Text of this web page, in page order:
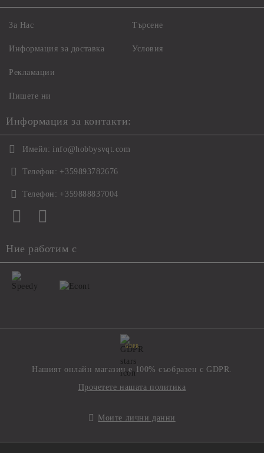
За Нас
Информация за доставка
Рекламации
Пишете ни
Търсене
Условия
Информация за контакти:
Имейл: info@hobbysvqt.com
Телефон: +359893782676
Телефон: +359888837004
Ние работим с
GDPR
Нашият онлайн магазин е 100% съобразен с GDPR.
Прочетете нашата политика
Моите лични данни